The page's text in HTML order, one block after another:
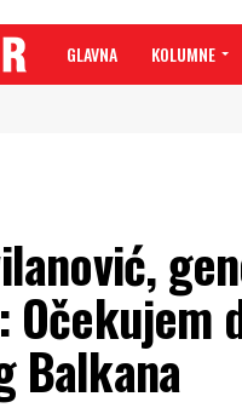
GLAVNA KOLUMNE
Očekujem
Balkana